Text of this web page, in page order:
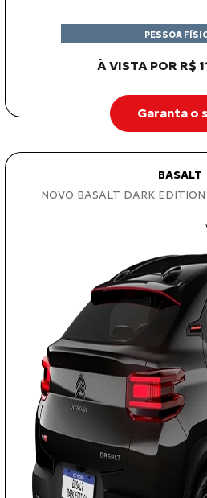
À VISTA POR R$
PESSOA
Garanta o
BASALT
NOVO BASALT DARK